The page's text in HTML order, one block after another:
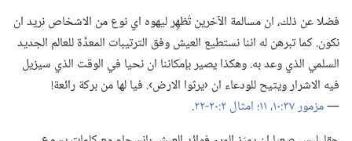
فضلا عن ذلك،‏ ان مسالمة الآخرين تُظهِر ليهوه اي نوع من الاشخاص نريد ان
نكون.‏ كما تبرهن له اننا نستطيع العيش وفق الترتيبات المعدَّة للعالم الجديد
السلمي الذي وعد به.‏ وهكذا يصير بإمكاننا ان نحيا في الوقت الذي سيزيل
فيه الاشرار ويتيح للودعاء ان ‹يرثوا الارض›.‏ فيا لها من بركة رائعة!‏
—‏مزمور ٣٧:‏١٠،‏ ١١؛‏ امثال ٢:‏٢٠-‏٢٢
‏.‏